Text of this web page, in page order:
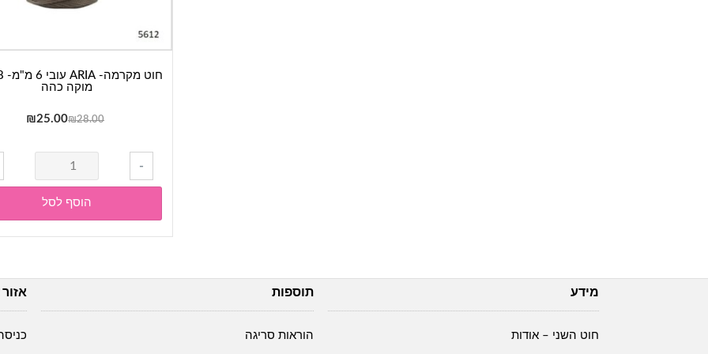
מוקה כהה
₪28.00
המחיר
היה:
₪25.00
-
של
חוט
מקרמה-
ARIA
הוסף לסל
מידע
חוט השני – אודות
תוספות
הוראות סריגה